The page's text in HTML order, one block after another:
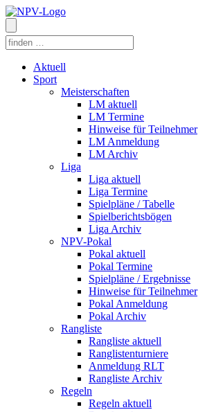
Aktuell
Sport
Meisterschaften
LM aktuell
LM Termine
Hinweise für Teilnehmer
LM Anmeldung
LM Archiv
Liga
Liga aktuell
Liga Termine
Spielpläne / Tabelle
Spielberichtsbögen
Liga Archiv
NPV-Pokal
Pokal aktuell
Pokal Termine
Spielpläne / Ergebnisse
Hinweise für Teilnehmer
Pokal Anmeldung
Pokal Archiv
Rangliste
Rangliste aktuell
Ranglistenturniere
Anmeldung RLT
Rangliste Archiv
Regeln
Regeln aktuell